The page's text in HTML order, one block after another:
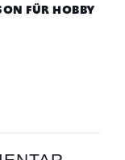
FÜR HOBBY